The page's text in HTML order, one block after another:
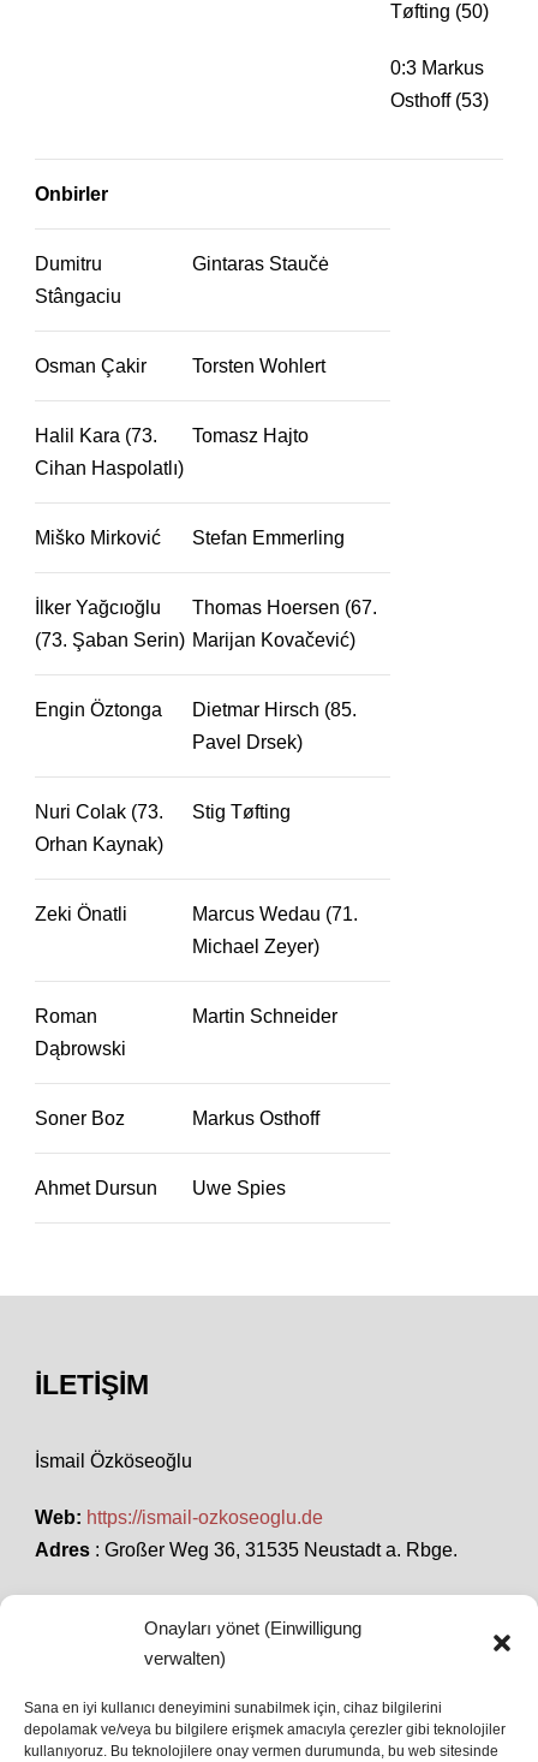
Onayları yönet (Einwilligung
verwalten)
Sana en iyi kullanıcı deneyimini sunabilmek için, cihaz bilgilerini
depolamak ve/veya bu bilgilere erişmek amacıyla çerezler gibi teknolojiler
kullanıyoruz. Bu teknolojilere onay vermen durumunda, bu web sitesinde
Tøfting (50)
0:3 Markus
Osthoff (53)
Onbirler
Dumitru
Stângaciu
Gintaras Staučė
Osman Çakir Torsten Wohlert
Halil Kara (73.
Cihan Haspolatlı)
Tomasz Hajto
Miško Mirković Stefan Emmerling
İlker Yağcıoğlu
(73. Şaban Serin)
Thomas Hoersen (67.
Marijan Kovačević)
Engin Öztonga
Dietmar Hirsch (85.
Pavel Drsek)
Nuri Colak (73.
Orhan Kaynak)
Stig Tøfting
Zeki Önatli
Marcus Wedau (71.
Michael Zeyer)
Roman
Dąbrowski
Martin Schneider
Soner Boz Markus Osthoff
Ahmet Dursun Uwe Spies
İLETIŞIM
İsmail Özköseoğlu
Web: https://ismail-ozkoseoglu.de
Adres : Großer Weg 36, 31535 Neustadt a. Rbge.
SON HABERLER
İstanbul’da Avrupa Ligi Finali: Freiburg ve Aston